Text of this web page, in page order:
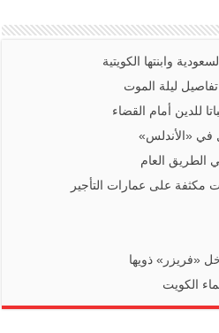
وابنتها الكويتية
ليلة الموت
للدين أمام القضاء
في «الأندلس»
العام
مكثفة على عمارات التأجير
«فريزر» ذويها
الكويت